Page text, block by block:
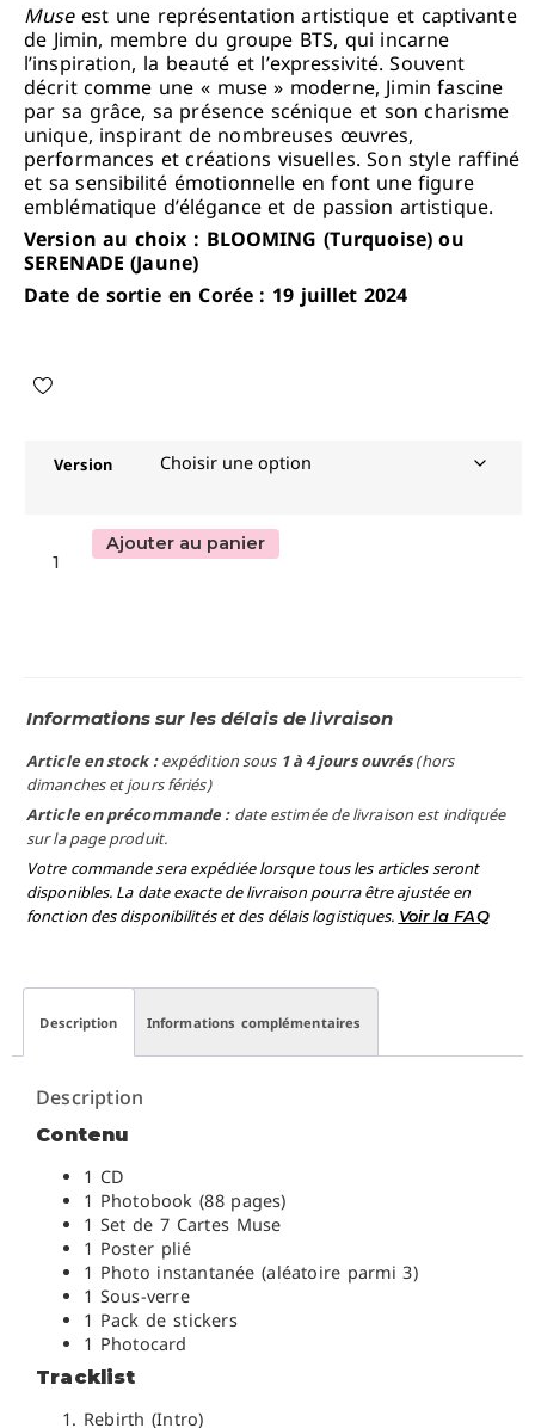
Museest une représentation artistique et captivante
de Jimin, membre du groupe BTS, qui incarne
l’inspiration, la beauté et l’expressivité. Souvent
décrit comme une « muse » moderne, Jimin fascine
par sa grâce, sa présence scénique et son charisme
unique, inspirant de nombreuses œuvres,
performances et créations visuelles. Son style raffiné
et sa sensibilité émotionnelle en font une figure
emblématique d’élégance et de passion artistique.
Version au choix : BLOOMING (Turquoise) ou
SERENADE (Jaune)
Date de sortie en Corée : 19 juillet 2024
Version
Ajouter au panier
Informations sur les délais de livraison
Article en stock :expédition sous 1 à 4 jours ouvrés(hors
dimanches et jours fériés)
Article en précommande : date estimée de livraison est indiquée
sur la page produit.
Votre commande sera expédiée lorsque tous les articles seront
disponibles. La date exacte de livraison pourra être ajustée en
fonction des disponibilités et des délais logistiques. Voir la FAQ
Description Informations complémentaires
Description
Contenu
1 CD
1 Photobook (88 pages)
1 Set de 7 Cartes Muse
1 Poster plié
1 Photo instantanée (aléatoire parmi 3)
1 Sous-verre
1 Pack de stickers
1 Photocard
Tracklist
Rebirth (Intro)